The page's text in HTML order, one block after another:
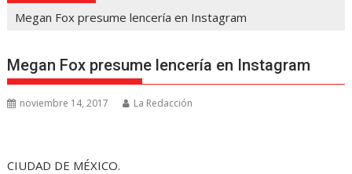
Megan Fox presume lencería en Instagram
Megan Fox presume lencería en Instagram
noviembre 14, 2017 La Redacción
CIUDAD DE MÉXICO.